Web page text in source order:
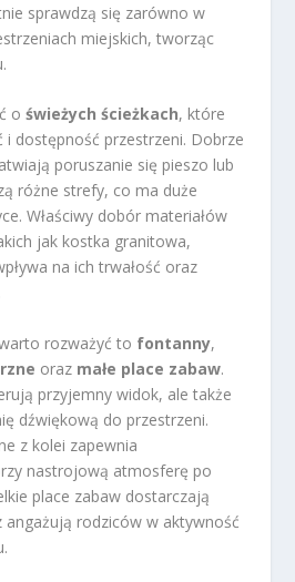
sprawdzą się zarówno w
miejskich, tworząc
oświeżych ścieżkach, które
dostępność przestrzeni. Dobrze
poruszanie się pieszo lub
różne strefy, co ma duże
Właściwy dobór materiałów
jak kostka granitowa,
na ich trwałość oraz
rozważyć to fontanny,
oraz małe place zabaw.
przyjemny widok, ale także
dźwiękową do przestrzeni.
z kolei zapewnia
nastrojową atmosferę po
place zabaw dostarczają
angażują rodziców w aktywność